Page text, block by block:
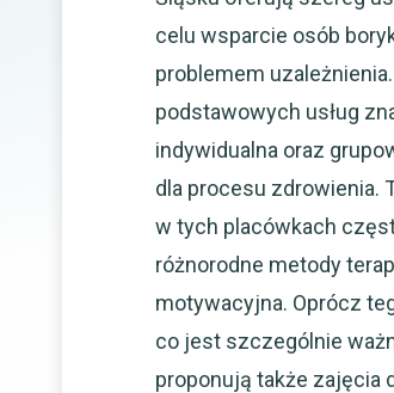
celu wsparcie osób
problemem
podstawowych usług
indywidualna oraz
dla procesu zdrowienia.
w tych placówkach
różnorodne metody
motywacyjna. Oprócz
co jest szczególnie
proponują także zajęcia